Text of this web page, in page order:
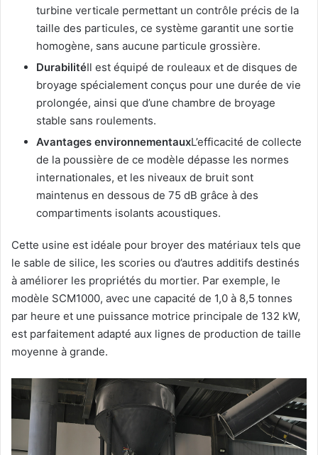
turbine verticale permettant un contrôle précis de la
taille des particules, ce système garantit une sortie
homogène, sans aucune particule grossière.
DurabilitéIl est équipé de rouleaux et de disques de
broyage spécialement conçus pour une durée de vie
prolongée, ainsi que d’une chambre de broyage
stable sans roulements.
Avantages environnementauxL’efficacité de collecte
de la poussière de ce modèle dépasse les normes
internationales, et les niveaux de bruit sont
maintenus en dessous de 75 dB grâce à des
compartiments isolants acoustiques.
Cette usine est idéale pour broyer des matériaux tels que
le sable de silice, les scories ou d’autres additifs destinés
à améliorer les propriétés du mortier. Par exemple, le
modèle SCM1000, avec une capacité de 1,0 à 8,5 tonnes
par heure et une puissance motrice principale de 132 kW,
est parfaitement adapté aux lignes de production de taille
moyenne à grande.